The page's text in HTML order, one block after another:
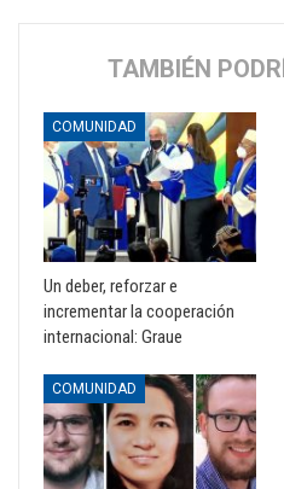
TAMBIÉN
COMUNIDAD
Un deber, reforzar e
incrementar la cooperación
internacional: Graue
COMUNIDAD